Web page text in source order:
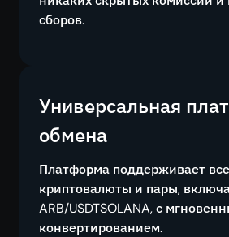
сборов.
Универсальная
обмена
Платформа поддерживает
криптовалюты и пары,
ARB/USDTSOLANA, с
конвертированием.